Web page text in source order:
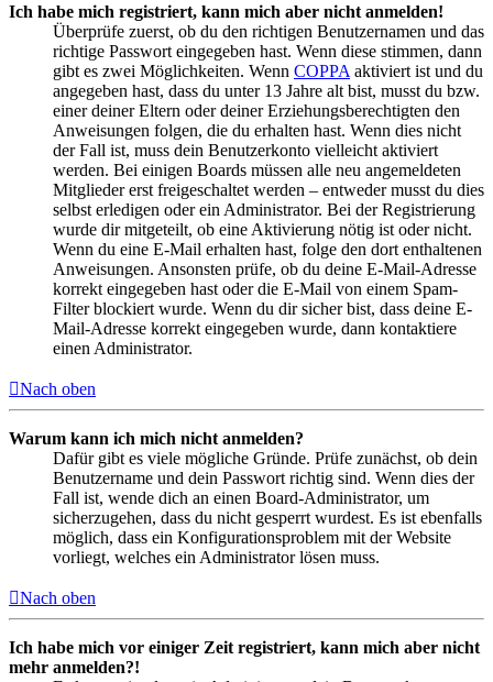
Ich habe mich registriert, kann mich aber nicht anmelden!
Überprüfe zuerst, ob du den richtigen Benutzernamen und das
richtige Passwort eingegeben hast. Wenn diese stimmen, dann
gibt es zwei Möglichkeiten. Wenn COPPA aktiviert ist und du
angegeben hast, dass du unter 13 Jahre alt bist, musst du bzw.
einer deiner Eltern oder deiner Erziehungsberechtigten den
Anweisungen folgen, die du erhalten hast. Wenn dies nicht
der Fall ist, muss dein Benutzerkonto vielleicht aktiviert
werden. Bei einigen Boards müssen alle neu angemeldeten
Mitglieder erst freigeschaltet werden – entweder musst du dies
selbst erledigen oder ein Administrator. Bei der Registrierung
wurde dir mitgeteilt, ob eine Aktivierung nötig ist oder nicht.
Wenn du eine E-Mail erhalten hast, folge den dort enthaltenen
Anweisungen. Ansonsten prüfe, ob du deine E-Mail-Adresse
korrekt eingegeben hast oder die E-Mail von einem Spam-
Filter blockiert wurde. Wenn du dir sicher bist, dass deine E-
Mail-Adresse korrekt eingegeben wurde, dann kontaktiere
einen Administrator.
Nach oben
Warum kann ich mich nicht anmelden?
Dafür gibt es viele mögliche Gründe. Prüfe zunächst, ob dein
Benutzername und dein Passwort richtig sind. Wenn dies der
Fall ist, wende dich an einen Board-Administrator, um
sicherzugehen, dass du nicht gesperrt wurdest. Es ist ebenfalls
möglich, dass ein Konfigurationsproblem mit der Website
vorliegt, welches ein Administrator lösen muss.
Nach oben
Ich habe mich vor einiger Zeit registriert, kann mich aber nicht
mehr anmelden?!